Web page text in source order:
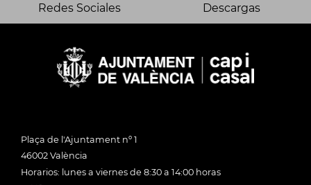
Redes Sociales Descargas
Plaça de l'Ajuntament nº 1
46002 València
Horarios: lunes a viernes de 8:30 a 14:00 horas